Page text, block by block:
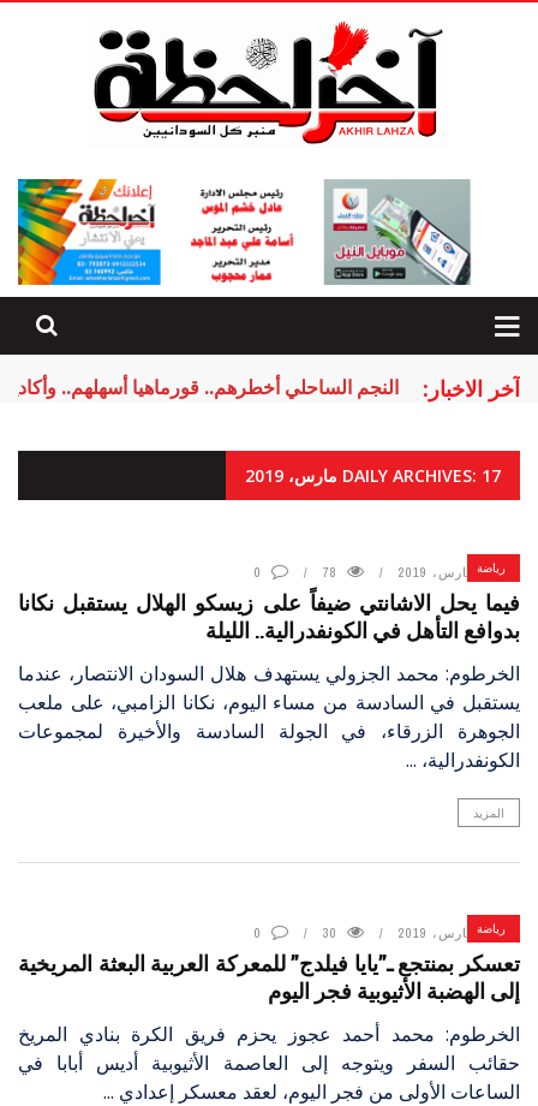
آخر الاخبار: النجم الساحلي أخطرهم.. قورماهيا أسهلهم..
DAILY ARCHIVES: 17 مارس، 2019
رياضة
17 مارس، 2019 78
0
فيما يحل الاشانتي ضيفاً على زيسكو الهلال يستقبل نكانا
بدوافع التأهل في الكونفدرالية.. الليلة
الخرطوم: محمد الجزولي يستهدف هلال السودان الانتصار، عندما
يستقبل في السادسة من مساء اليوم، نكانا الزامبي، على ملعب
الجوهرة الزرقاء، في الجولة السادسة والأخيرة لمجموعات
الكونفدرالية، ...
المزيد
رياضة
17 مارس، 2019 30
0
تعسكر بمنتجع ـ”يايا فيلدج” للمعركة العربية البعثة المريخية
إلى الهضبة الأثيوبية فجر اليوم
الخرطوم: محمد أحمد عجوز يحزم فريق الكرة بنادي المريخ
حقائب السفر ويتوجه إلى العاصمة الأثيوبية أديس أبابا في
الساعات الأولى من فجر اليوم، لعقد معسكر إعدادي ...